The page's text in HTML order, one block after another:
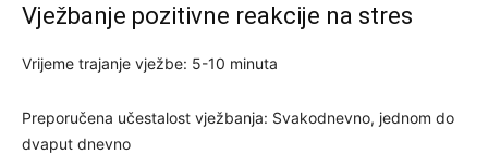
Vježbanje pozitivne reakcije na stres
Vrijeme trajanje vježbe: 5-10 minuta
Preporučena učestalost vježbanja: Svakodnevno, jednom do
dvaput dnevno